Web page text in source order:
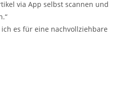
via App selbst scannen und
es für eine nachvollziehbare